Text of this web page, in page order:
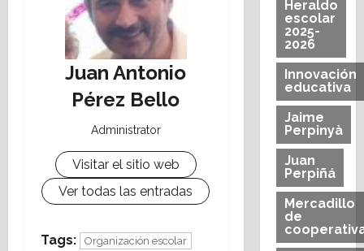
Juan Antonio
Pérez Bello
Administrator
Visitar el sitio web
Ver todas las entradas
Tags: Organización escolar
Heraldo
escolar
2025-
2026
Innovación
educativa
Jaime
Perpinyà
Juan
Perpiñá
Mercadillo
de